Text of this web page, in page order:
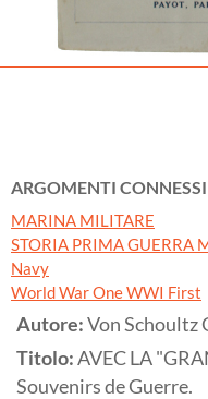
ARGOMENTI CONNESSI
MARINA MILITARE
STORIA PRIMA GUERRA
Navy
World War One WWI First
Autore:Von Schoultz
Titolo:AVEC LA
Souvenirs de Guerre.